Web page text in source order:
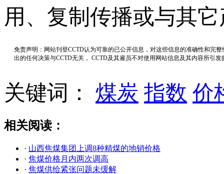
用、复制传播或与其
免责声明：网站刊登CCTD认为可靠的已公开信息，对这些信息的准确性和完
出的任何决策与CCTD无关， CCTD及其雇员不对使用网站信息及其内容所引
关键词： 煤炭 指数 价
相关阅读：
· 山西焦煤集团上调8种精煤的地销价格
· 焦煤价格月内两次调高
· 焦煤供给紧张问题未缓解